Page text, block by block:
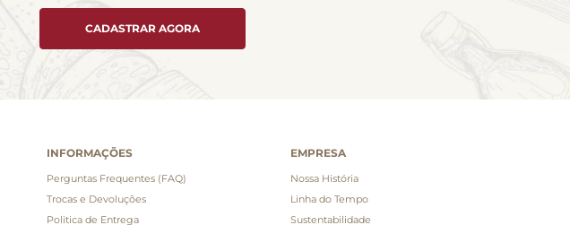
CADASTRAR AGORA
INFORMAÇÕES
Perguntas Frequentes (FAQ)
Trocas e Devoluções
Politica de Entrega
EMPRESA
Nossa História
Linha do Tempo
Sustentabilidade